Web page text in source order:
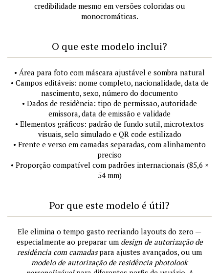
credibilidade mesmo em versões coloridas ou
monocromáticas.
O que este modelo inclui?
• Área para foto com máscara ajustável e sombra natural
• Campos editáveis: nome completo, nacionalidade, data de
nascimento, sexo, número do documento
• Dados de residência: tipo de permissão, autoridade
emissora, data de emissão e validade
• Elementos gráficos: padrão de fundo sutil, microtextos
visuais, selo simulado e QR code estilizado
• Frente e verso em camadas separadas, com alinhamento
preciso
• Proporção compatível com padrões internacionais (85,6 ×
54 mm)
Por que este modelo é útil?
Ele elimina o tempo gasto recriando layouts do zero —
especialmente ao preparar um design de autorização de
residência com camadaspara ajustes avançados, ou um
modelo de autorização de residência photolook